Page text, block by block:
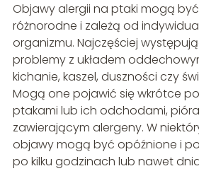
Objawy alergii na ptaki mogą
różnorodne i zależą od
organizmu. Najczęściej
problemy z układem
kichanie, kaszel, duszności czy
Mogą one pojawić się wkrótce
ptakami lub ich odchodami,
zawierającym alergeny. W
objawy mogą być opóźnione i
po kilku godzinach lub nawet